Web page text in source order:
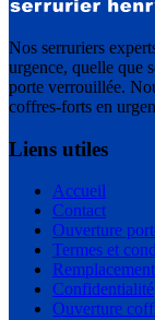
Nos serruriers
urgence, quelle que
porte verrouillée.
coffres-forts en
Liens utiles
Accueil
Contact
Ouverture
Termes et
Confidentialité
Ouverture